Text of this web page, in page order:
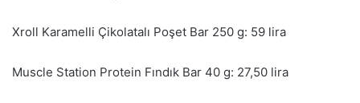
Xroll Karamelli Çikolatalı Poşet Bar 250 g: 59 lira
Muscle Station Protein Fındık Bar 40 g: 27,50 lira